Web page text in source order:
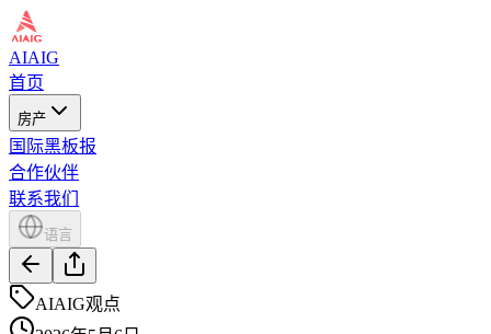
AIAIG
首页
房产
国际黑板报
合作伙伴
联系我们
语言
AIAIG观点